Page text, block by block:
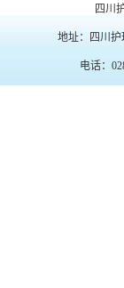
四川
地址：四川护
电话：